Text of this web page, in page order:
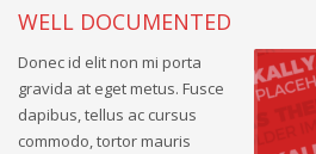
WELL DOCUMENTED
Donec id elit non mi porta
gravida at eget metus. Fusce
dapibus, tellus ac cursus
commodo, tortor mauris